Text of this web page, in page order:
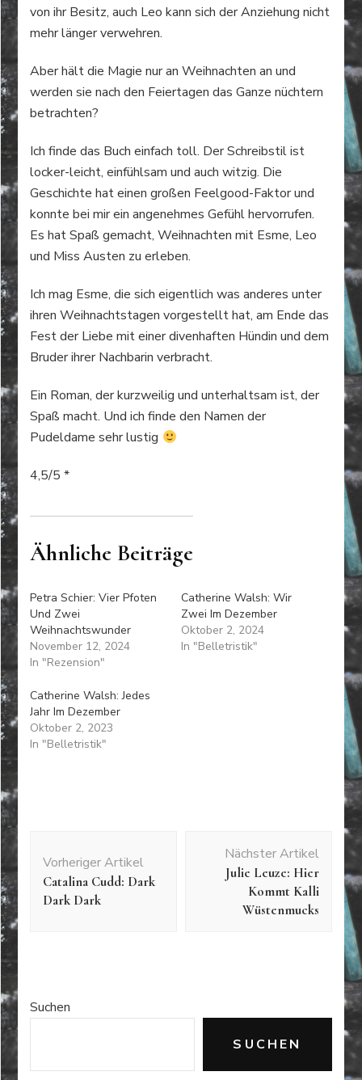
von ihr Besitz, auch Leo kann sich der Anziehung nicht
mehr länger verwehren.
Aber hält die Magie nur an Weihnachten an und
werden sie nach den Feiertagen das Ganze nüchtern
betrachten?
Ich finde das Buch einfach toll. Der Schreibstil ist
locker-leicht, einfühlsam und auch witzig. Die
Geschichte hat einen großen Feelgood-Faktor und
konnte bei mir ein angenehmes Gefühl hervorrufen.
Es hat Spaß gemacht, Weihnachten mit Esme, Leo
und Miss Austen zu erleben.
Ich mag Esme, die sich eigentlich was anderes unter
ihren Weihnachtstagen vorgestellt hat, am Ende das
Fest der Liebe mit einer divenhaften Hündin und dem
Bruder ihrer Nachbarin verbracht.
Ein Roman, der kurzweilig und unterhaltsam ist, der
Spaß macht. Und ich finde den Namen der
Pudeldame sehr lustig
4,5/5 *
Ähnliche Beiträge
Petra Schier: Vier Pfoten
Und Zwei
Weihnachtswunder
November 12, 2024
In "Rezension"
Catherine Walsh: Wir
Zwei Im Dezember
Oktober 2, 2024
In "Belletristik"
Catherine Walsh: Jedes
Jahr Im Dezember
Oktober 2, 2023
In "Belletristik"
Vorheriger Artikel
Catalina Cudd: Dark
Dark Dark
Nächster Artikel
Julie Leuze: Hier
Kommt Kalli
Wüstenmucks
Suchen
SUCHEN